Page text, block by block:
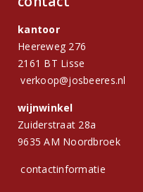
kantoor
Heereweg 276
2161 BT Lisse
verkoop@josbeeres.nl
wijnwinkel
Zuiderstraat 28a
9635 AM Noordbroek
contactinformatie